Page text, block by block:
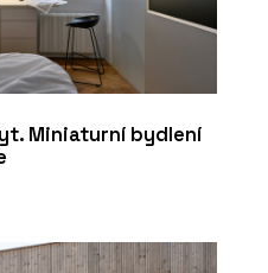
Miniaturní bydlení